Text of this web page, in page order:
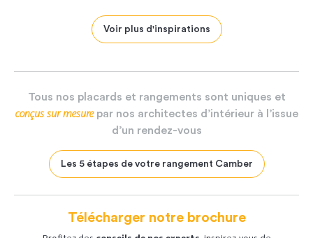
Voir plus d'inspirations
Tous nos placards et rangements sont uniques et
conçus sur mesure par nos architectes d’intérieur à
l’issue
d’un rendez-vous
Les 5 étapes de votre rangement Camber
Télécharger notre brochure